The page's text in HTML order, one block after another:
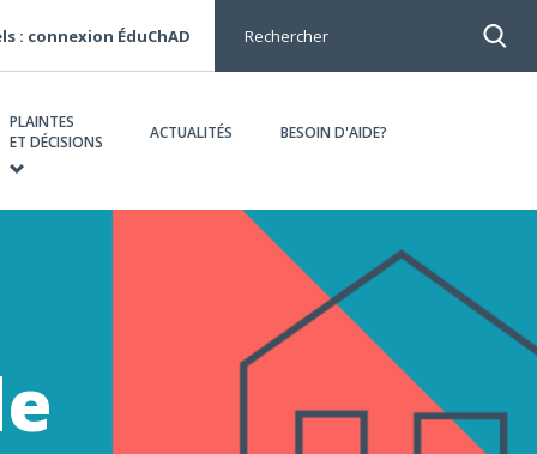
Rechercher
PLAINTES
ET DÉCISIONS
ACTUALITÉS BESOIN D'AIDE?
: connexion ÉduChAD